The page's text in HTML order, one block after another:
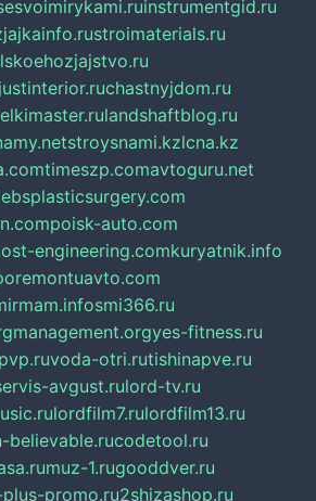
instrumentgid.ru
stroimaterials.ru
justinterior.ruchastnyjdom.ru
landshaftblog.ru
stroysnami.kzlcna.kz
timeszp.comavtoguru.net
poisk-auto.com
ost-engineering.comkuryatnik.info
smi366.ru
yes-fitness.ru
voda-otri.rutishinapve.ru
avgust.rulord-tv.ru
lordfilm7.rulordfilm13.ru
believable.rucodetool.ru
muz-1.rugooddver.ru
promo.ru2shizashop.ru